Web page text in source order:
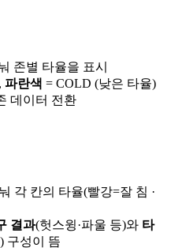
존별 타율을 표시
파란색 = COLD (낮은 타율)
데이터 전환
각 칸의 타율(빨강=잘 침 ·
결과(헛스윙·파울 등)와 타
구성이 뜸